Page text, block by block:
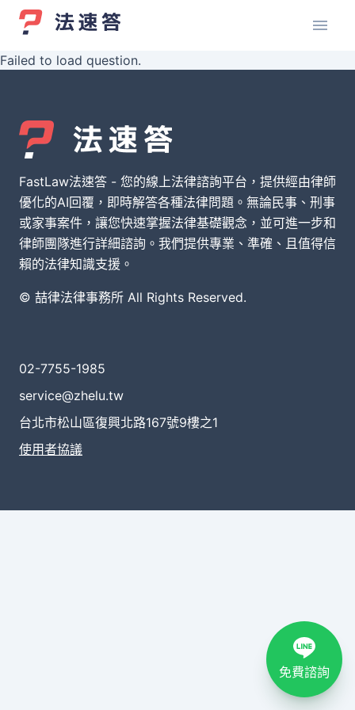
Failed to load question.
FastLaw法速答 - 您的線上法律諮詢平台，提供經由律師
優化的AI回覆，即時解答各種法律問題。無論民事、刑事
或家事案件，讓您快速掌握法律基礎觀念，並可進一步和
律師團隊進行詳細諮詢。我們提供專業、準確、且值得信
賴的法律知識支援。
© 喆律法律事務所 All Rights Reserved.
02-7755-1985
service@zhelu.tw
台北市松山區復興北路167號9樓之1
使用者協議
免費諮詢